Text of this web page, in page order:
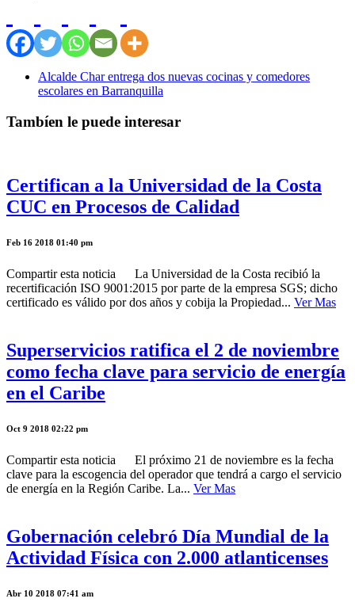
Alcalde Char entrega dos nuevas cocinas y comedores
escolares en Barranquilla
Tambíen le puede interesar
Certifican a la Universidad de la Costa
CUC en Procesos de Calidad
Feb 16 2018 01:40 pm
Compartir esta noticia La Universidad de la Costa recibió la
recertificación ISO 9001:2015 por parte de la empresa SGS; dicho
certificado es válido por dos años y cobija la Propiedad... Ver Mas
Superservicios ratifica el 2 de noviembre
como fecha clave para servicio de energía
en el Caribe
Oct 9 2018 02:22 pm
Compartir esta noticia El próximo 21 de noviembre es la fecha
clave para la escogencia del operador que tendrá a cargo el servicio
de energía en la Región Caribe. La... Ver Mas
Gobernación celebró Día Mundial de la
Actividad Física con 2.000 atlanticenses
Abr 10 2018 07:41 am